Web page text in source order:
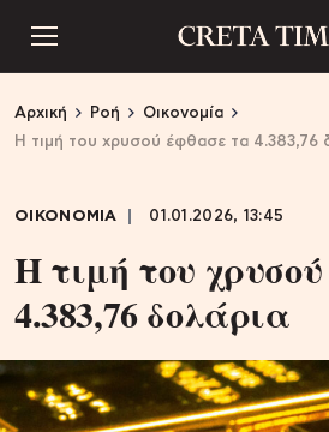
Αρχική Ροή
Οικονομία
Η τιμή του χρυσού έφθασε τα 4.383,76
ΟΙΚΟΝΟΜΙΑ 01.01.2026, 13:45
Η τιμή του
4.383,76 δολάρια